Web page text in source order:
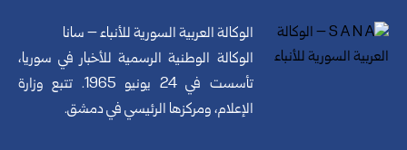
الوكالة العربية السورية للأنباء – سانا
الوكالة الوطنية الرسمية للأخبار في سوريا،
تأسست في 24 يونيو 1965. تتبع وزارة
الإعلام، ومركزها الرئيسي في دمشق.